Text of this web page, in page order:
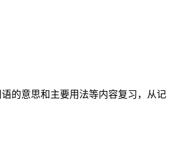
的意思和主要用法等内容复习，从记